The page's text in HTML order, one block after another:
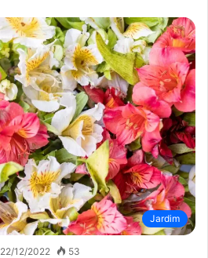
Jardim
22/12/2022 53